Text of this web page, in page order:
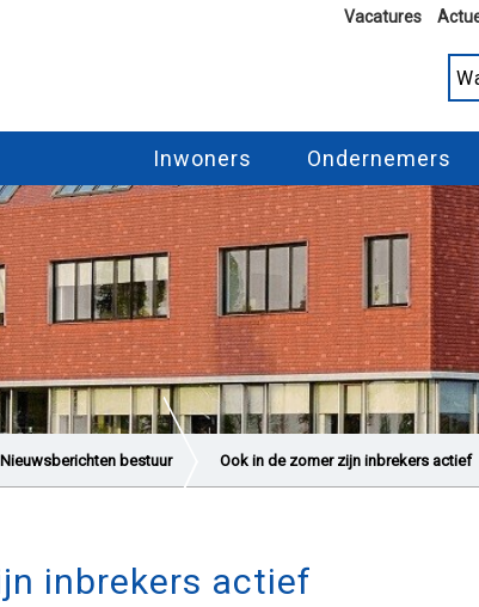
Vacatures
Inwoners Ondernemers
Nieuwsberichten bestuur Ook in de zomer zijn inbrekers actief
inbrekers actief